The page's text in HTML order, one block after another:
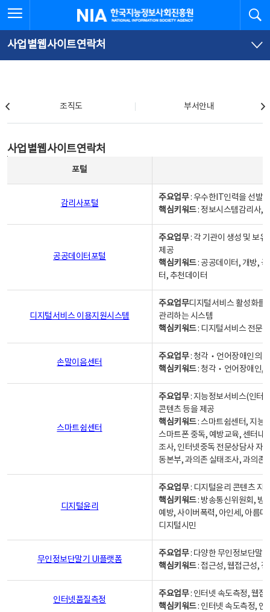
문
로
가
체
뉴
바
가
한국지능정보사회진흥원
사업별웹사이트연락처
조직도 부서안내
사업별웹사이트연락처
포털
감리사포털
주요업무: 우수한IT인력을 선발
핵심키워드: 정보시스템감리사,
공공데이터포털
주요업무: 각 기관이 생성 및 보
제공
핵심키워드: 공공데이터, 개방,
터, 추천데이터
디지털서비스 이용지원시스템
주요업무디지털서비스 활성화를
관리하는 시스템
핵심키워드: 디지털서비스 전문
손말이음센터
주요업무: 청각‧언어장애인의
핵심키워드: 청각‧언어장애인,
스마트쉼센터
주요업무: 지능정보서비스(인터
콘텐츠 등을 제공
핵심키워드: 스마트쉼센터, 지능
스마트폰 중독, 예방교육, 센터내
조사, 인터넷중독 전문상담사 자
동본부, 과의존 실태조사, 과의존
디지털윤리
주요업무: 디지털윤리 콘텐츠 지
핵심키워드: 방송통신위원회, 방
예방, 사이버폭력, 아인세, 아름
디지털시민
무인정보단말기 UI플랫폼
주요업무: 다양한 무인정보단말
핵심키워드: 접근성, 웹접근성,
인터넷품질측정
주요업무: 인터넷 속도측정, 웹접
핵심키워드: 인터넷 속도측정, 인